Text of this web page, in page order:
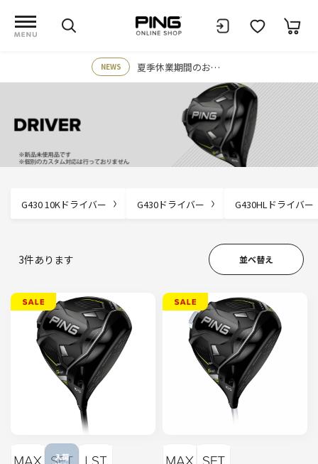
NEWS 夏季休業期間のお知らせ
G430 10Kドライバー G430ドライバー G430HLドライバー
並べ替え
3件あります